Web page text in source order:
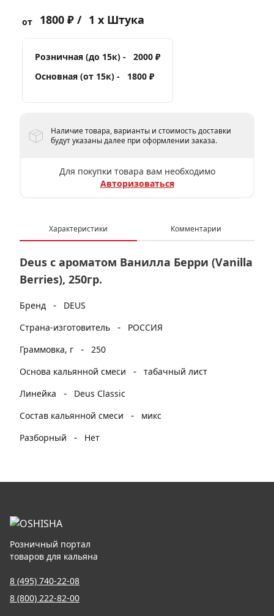
от 1800 ₽ / 1 x Штука
Розничная (до 15к) -
2000 ₽
Основная (от 15к) -
1800 ₽
Наличие товара, варианты и стоимость доставки
будут указаны далее при оформлении заказа.
Для покупки товара вам необходимо
Авторизоваться
Характеристики Комментарии
Deus с ароматом Ванилла Берри (Vanilla
Berries), 250гр.
Бренд -
DEUS
Страна-изготовитель
-
РОССИЯ
Граммовка, г
- 250
Основа кальянной смеси
- табачный лист
Линейка
-
Deus Classic
Состав кальянной смеси
-
микс
Разборный
- Нет
Розничный портал
товаров для кальяна
8 (495) 740-22-08
8 (800) 222-82-00